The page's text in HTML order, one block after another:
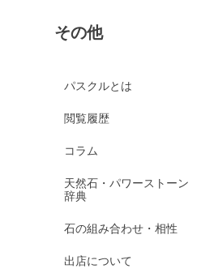
その他
パスクルとは
閲覧履歴
コラム
天然石・パワーストーン
辞典
石の組み合わせ・相性
出店について